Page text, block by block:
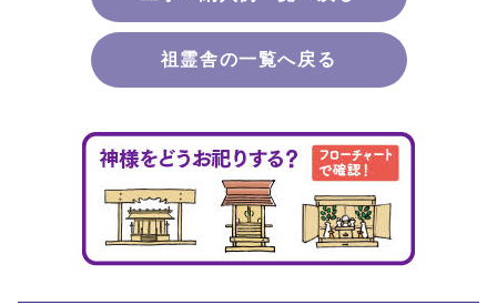
祖霊舎の一覧へ戻る